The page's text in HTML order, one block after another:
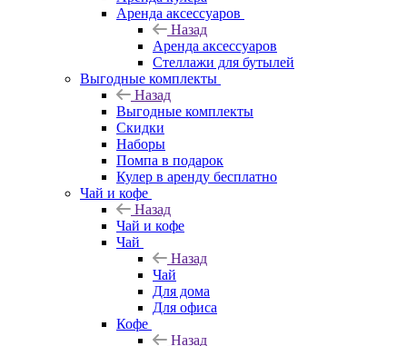
Аренда аксессуаров
Назад
Аренда аксессуаров
Стеллажи для бутылей
Выгодные комплекты
Назад
Выгодные комплекты
Скидки
Наборы
Помпа в подарок
Кулер в аренду бесплатно
Чай и кофе
Назад
Чай и кофе
Чай
Назад
Чай
Для дома
Для офиса
Кофе
Назад